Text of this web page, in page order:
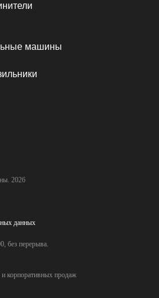
машины
2026
данных
без перерыва.
икорпоративных продаж